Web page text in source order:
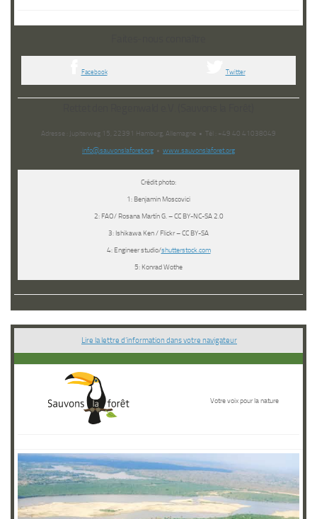
Facebook Twitter
Adresse : Jupiterweg 15, 22391 Hamburg, Allemagne • Tél : +49 40 41038049
info@sauvonslaforet.org • www.sauvonslaforet.org
Crédit photo:
1: Benjamin Moscovici
2: FAO/ Rosana Martín G. – CC BY-NC-SA 2.0
3: Ishikawa Ken / Flickr – CC BY-SA
4: Engineer studio/shutterstock.com
5: Konrad Wothe
Lire la lettre d’information dans votre navigateur
Votre voix pour la nature